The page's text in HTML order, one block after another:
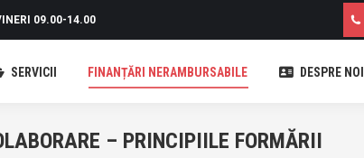
09.00-14.00
SERVICII FINANȚĂRI NERAMBURSABILE DESPRE NOI
– PRINCIPIILE FORMĂRII